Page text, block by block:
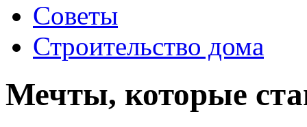
Советы
Строительство дома
Мечты, которые